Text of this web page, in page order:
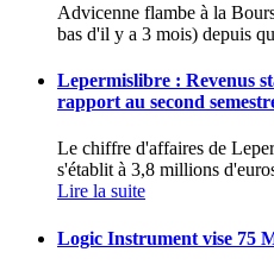
Advicenne flambe à la
bas d'il y a 3 mois) depuis
Lepermislibre : Revenus
rapport au second
Le chiffre d'affaires de
s'établit à 3,8 millions
Lire la suite
Logic Instrument vise 75